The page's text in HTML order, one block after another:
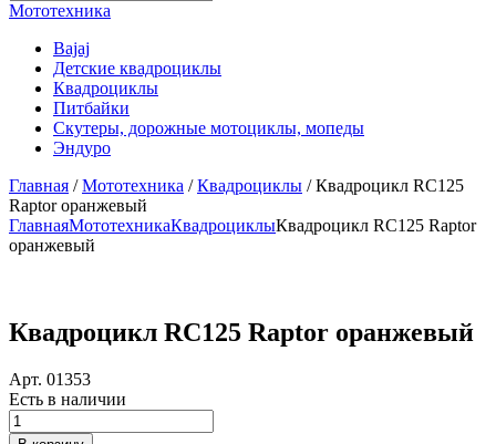
Мототехника
Bajaj
Детские квадроциклы
Квадроциклы
Питбайки
Скутеры, дорожные мотоциклы, мопеды
Эндуро
Главная /Мототехника /Квадроциклы / Квадроцикл RC125
Raptor оранжевый
ГлавнаяМототехникаКвадроциклыКвадроцикл RC125 Raptor
оранжевый
Квадроцикл RC125 Raptor оранжевый
Арт. 01353
Есть в наличии
Количество
товара